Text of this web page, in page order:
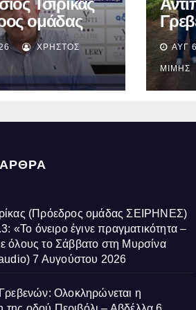
Τσιρίκας
ομάδας
στον Star-
«Το όνειρο
–
Γρεβενών !» –
ΧΡΉΣΤΟΣ ΑΥΓ
ΜΊΜΗΣ
(Πρόεδρος ομάδας ΣΕΙΡΗΝΕΣ)
«Το όνειρο έγινε πραγματικότητα –
όλους το Σάββατο στη Μυρσίνα
7 Αυγούστου 2026
Γρεβενών: Ολοκληρώνεται η